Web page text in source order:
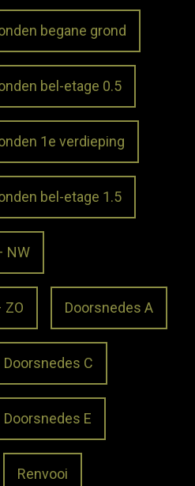
begane grond
bel-etage 0.5
1e verdieping
bel-etage 1.5
NW
ZO Doorsnedes A
Doorsnedes C
Doorsnedes E
Renvooi